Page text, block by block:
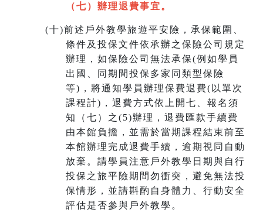
（七）辦理退費事宜。
(十)前述戶外教學旅遊平安險，承保範圍、
條件及投保文件依承辦之保險公司規定
辦理，如保險公司無法承保(例如學員
出國、同期間投保多家同類型保險
等)，將通知學員辦理保費退費(以單次
課程計)，退費方式依上開七、報名須
知（七）之(5)辦理，退費匯款手續費
由本館負擔，並需於當期課程結束前至
本館辦理完成退費手續， 逾期視同自動
放棄 。請學員注意戶外教學日期與自行
投保之旅平險期間勿衝突，避免無法投
保情形，並請斟酌自身體力、行動安全
評估是否參與戶外教學。